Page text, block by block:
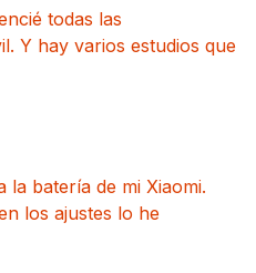
todas las
Y hay varios estudios que
la batería de mi Xiaomi.
los ajustes lo he